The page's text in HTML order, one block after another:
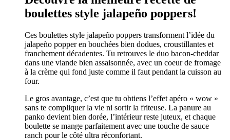
boulettes style jalapeño poppers!
Ces boulettes style jalapeño poppers transforment l’idée du
jalapeño popper en bouchées bien dodues, croustillantes et
franchement décadentes. Tu retrouves le duo bacon-cheddar
dans une viande bien assaisonnée, avec un coeur de fromage
à la crème qui fond juste comme il faut pendant la cuisson au
four.
Le gros avantage, c’est que tu obtiens l’effet apéro « wow »
sans te compliquer la vie ni sortir la friteuse. La panure au
panko devient bien dorée, l’intérieur reste juteux, et chaque
boulette se mange parfaitement avec une touche de sauce
ranch pour le côté ultra réconfortant.